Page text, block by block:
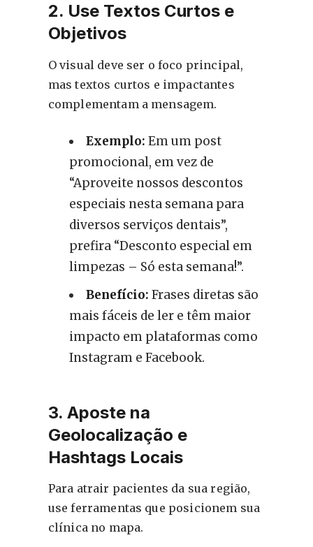
2. Use Textos Curtos e
Objetivos
O visual deve ser o foco principal,
mas textos curtos e impactantes
complementam a mensagem.
Exemplo: Em um post
promocional, em vez de
“Aproveite nossos descontos
especiais nesta semana para
diversos serviços dentais”,
prefira “Desconto especial em
limpezas – Só esta semana!”.
Benefício: Frases diretas são
mais fáceis de ler e têm maior
impacto em plataformas como
Instagram e Facebook.
3. Aposte na
Geolocalização e
Hashtags Locais
Para atrair pacientes da sua região,
use ferramentas que posicionem sua
clínica no mapa.